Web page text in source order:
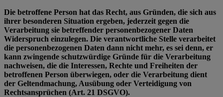
Die betroffene Person hat das Recht, aus Gründen, die sich aus
ihrer besonderen Situation ergeben, jederzeit gegen die
Verarbeitung sie betreffender personenbezogener Daten
Widerspruch einzulegen. Die verantwortliche Stelle verarbeitet
die personenbezogenen Daten dann nicht mehr, es sei denn, er
kann zwingende schutzwürdige Gründe für die Verarbeitung
nachweisen, die die Interessen, Rechte und Freiheiten der
betroffenen Person überwiegen, oder die Verarbeitung dient
der Geltendmachung, Ausübung oder Verteidigung von
Rechtsansprüchen (Art. 21 DSGVO).